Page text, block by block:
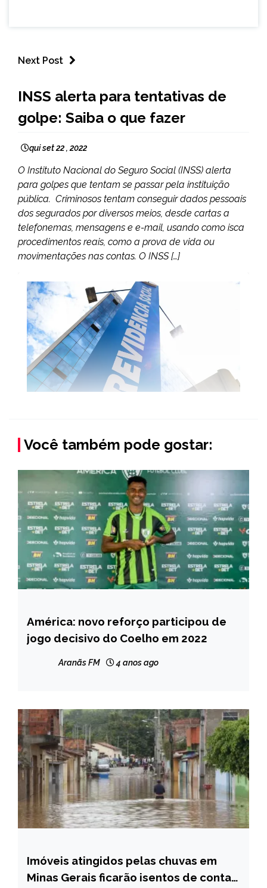
Next Post
NOTÍCIAS
INSS alerta para tentativas de
golpe: Saiba o que fazer
qui set 22 , 2022
O Instituto Nacional do Seguro Social (INSS) alerta
para golpes que tentam se passar pela instituição
pública. Criminosos tentam conseguir dados pessoais
dos segurados por diversos meios, desde cartas a
telefonemas, mensagens e e-mail, usando como isca
procedimentos reais, como a prova de vida ou
movimentações nas contas. O INSS […]
Você também pode gostar:
ESPORTES
NOTÍCIAS
América: novo reforço participou de
jogo decisivo do Coelho em 2022
Aranãs FM 4 anos ago
MINAS
GERAIS
Imóveis atingidos pelas chuvas em
Minas Gerais ficarão isentos de contas